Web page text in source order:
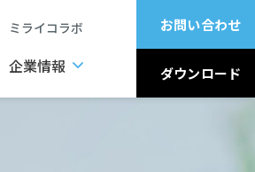
ミライコラボ
企業情報
お問い合わせ
ダウンロード